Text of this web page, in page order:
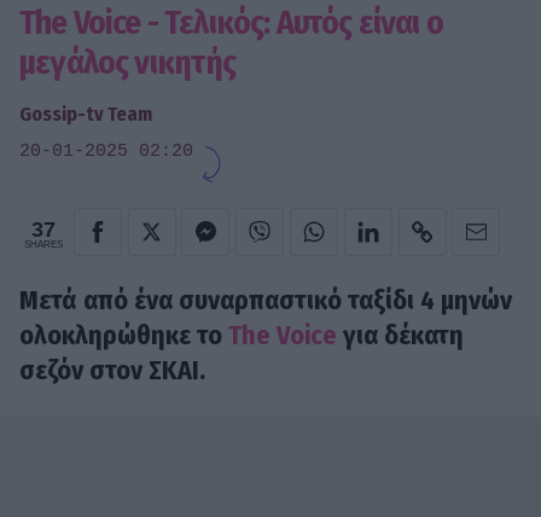
The Voice - Τελικός: Αυτός είναι ο
μεγάλος νικητής
Gossip-tv Team
20-01-2025 02:20
37
SHARES
Μετά από ένα συναρπαστικό ταξίδι 4 μηνών
ολοκληρώθηκε τοThe Voice για δέκατη
σεζόν στον ΣΚΑΙ.